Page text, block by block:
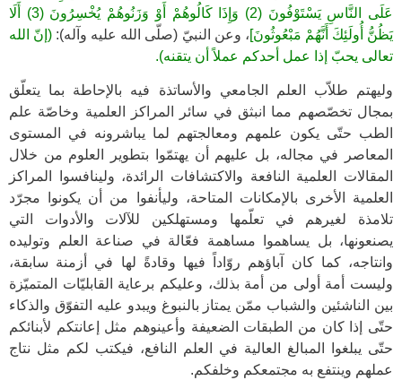
عَلَى النَّاسِ يَسْتَوْفُونَ (2) وَإِذَا كَالُوهُمْ أَوْ وَزَنُوهُمْ يُخْسِرُونَ (3) أَلَا
يَظُنُّ أُولَئِكَ أَنَّهُمْ مَبْعُوثُونَ]، وعن النبيّ (صلّى الله عليه وآله): (إنّ الله
تعالى يحبّ إذا عمل أحدكم عملاً أن يتقنه).
وليهتم طلاّب العلم الجامعي والأساتذة فيه بالإحاطة بما يتعلّق
بمجال تخصّصهم مما انبثق في سائر المراكز العلمية وخاصّة علم
الطب حتّى يكون علمهم ومعالجتهم لما يباشرونه في المستوى
المعاصر في مجاله، بل عليهم أن يهتمّوا بتطوير العلوم من خلال
المقالات العلمية النافعة والاكتشافات الرائدة، ولينافسوا المراكز
العلمية الأخرى بالإمكانات المتاحة، وليأنفوا من أن يكونوا مجرّد
تلامذة لغيرهم في تعلّمها ومستهلكين للآلات والأدوات التي
يصنعونها، بل يساهموا مساهمة فعّالة في صناعة العلم وتوليده
وانتاجه، كما كان آباؤهم روّاداً فيها وقادةً لها في أزمنة سابقة،
وليست أمة أولى من أمة بذلك، وعليكم برعاية القابليّات المتميّزة
بين الناشئين والشباب ممّن يمتاز بالنبوغ ويبدو عليه التفوّق والذكاء
حتّى إذا كان من الطبقات الضعيفة وأعينوهم مثل إعانتكم لأبنائكم
حتّى يبلغوا المبالغ العالية في العلم النافع، فيكتب لكم مثل نتاج
عملهم وينتفع به مجتمعكم وخلفكم.